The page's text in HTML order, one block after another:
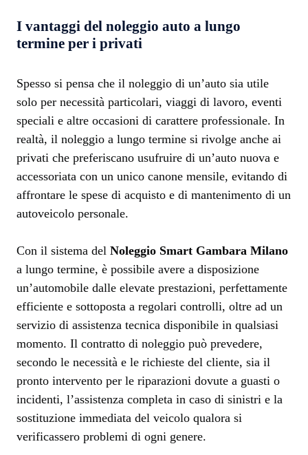
I vantaggi del noleggio auto a lungo
termine per i privati
Spesso si pensa che il noleggio di un’auto sia utile
solo per necessità particolari, viaggi di lavoro, eventi
speciali e altre occasioni di carattere professionale. In
realtà, il noleggio a lungo termine si rivolge anche ai
privati che preferiscano usufruire di un’auto nuova e
accessoriata con un unico canone mensile, evitando di
affrontare le spese di acquisto e di mantenimento di un
autoveicolo personale.
Con il sistema del Noleggio Smart Gambara Milano
a lungo termine, è possibile avere a disposizione
un’automobile dalle elevate prestazioni, perfettamente
efficiente e sottoposta a regolari controlli, oltre ad un
servizio di assistenza tecnica disponibile in qualsiasi
momento. Il contratto di noleggio può prevedere,
secondo le necessità e le richieste del cliente, sia il
pronto intervento per le riparazioni dovute a guasti o
incidenti, l’assistenza completa in caso di sinistri e la
sostituzione immediata del veicolo qualora si
verificassero problemi di ogni genere.